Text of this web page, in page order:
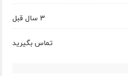
3 سال قبل
تماس بگیرید